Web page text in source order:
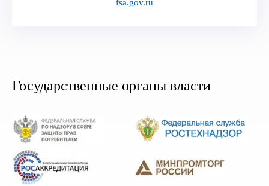
fsa.gov.ru
Государственные органы власти